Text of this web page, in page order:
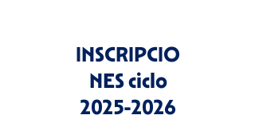
INSCRIPCIO
NES ciclo
2025-2026